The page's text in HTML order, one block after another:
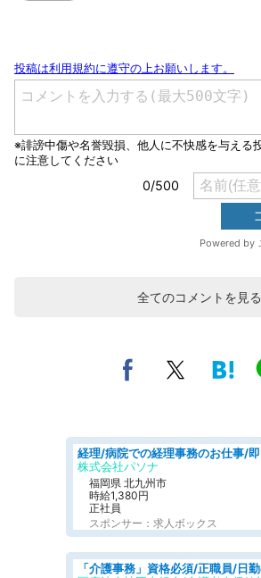
全てのコメントを見る
株式会社パソナ
福岡県 北九州市
時給1,380円
正社員
スポンサー：求人ボックス